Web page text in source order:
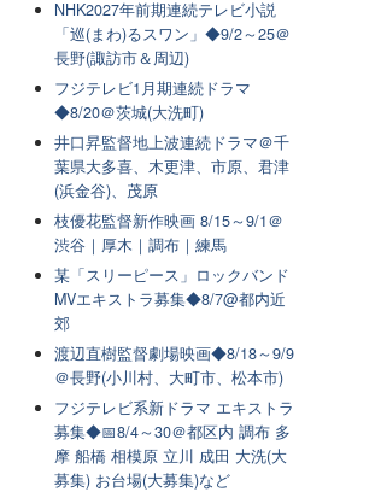
NHK2027年前期連続テレビ小説
「巡(まわ)るスワン」◆9/2～25＠
長野(諏訪市＆周辺)
フジテレビ1月期連続ドラマ
◆8/20＠茨城(大洗町)
井口昇監督地上波連続ドラマ＠千
葉県大多喜、木更津、市原、君津
(浜金谷)、茂原
枝優花監督新作映画 8/15～9/1＠
渋谷｜厚木｜調布｜練馬
某「スリーピース」ロックバンド
MVエキストラ募集◆8/7@都内近
郊
渡辺直樹監督劇場映画◆8/18～9/9
＠長野(小川村、大町市、松本市)
フジテレビ系新ドラマ エキストラ
募集◆📅8/4～30＠都区内 調布 多
摩 船橋 相模原 立川 成田 大洗(大
募集) お台場(大募集)など